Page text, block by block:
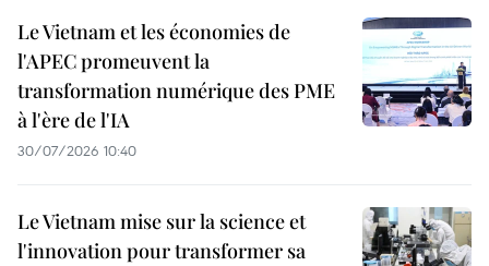
Le Vietnam et les économies de
l'APEC promeuvent la
transformation numérique des PME
à l'ère de l'IA
30/07/2026 10:40
Le Vietnam mise sur la science et
l'innovation pour transformer sa